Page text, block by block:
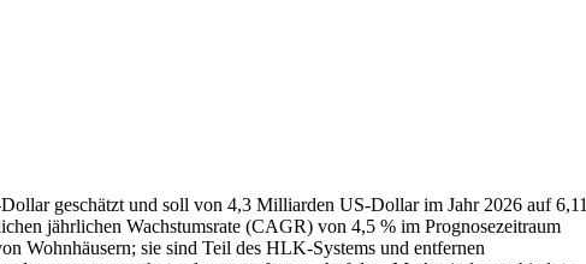
geschätzt und soll von 4,3 Milliarden US-Dollar im Jahr 2026 auf 6,11
jährlichen Wachstumsrate (CAGR) von 4,5 % im Prognosezeitraum
Wohnhäusern; sie sind Teil des HLK-Systems und entfernen